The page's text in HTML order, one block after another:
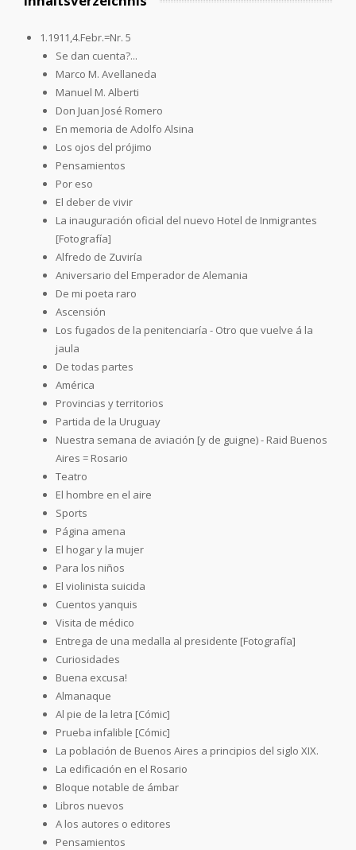
1.1911,4.Febr.=Nr. 5
Se dan cuenta?...
Marco M. Avellaneda
Manuel M. Alberti
Don Juan José Romero
En memoria de Adolfo Alsina
Los ojos del prójimo
Pensamientos
Por eso
El deber de vivir
La inauguración oficial del nuevo Hotel de Inmigrantes
[Fotografía]
Alfredo de Zuviría
Aniversario del Emperador de Alemania
De mi poeta raro
Ascensión
Los fugados de la penitenciaría - Otro que vuelve á la
jaula
De todas partes
América
Provincias y territorios
Partida de la Uruguay
Nuestra semana de aviación [y de guigne) - Raid Buenos
Aires = Rosario
Teatro
El hombre en el aire
Sports
Página amena
El hogar y la mujer
Para los niños
El violinista suicida
Cuentos yanquis
Visita de médico
Entrega de una medalla al presidente [Fotografía]
Curiosidades
Buena excusa!
Almanaque
Al pie de la letra [Cómic]
Prueba infalible [Cómic]
La población de Buenos Aires a principios del siglo XIX.
La edificación en el Rosario
Bloque notable de ámbar
Libros nuevos
A los autores o editores
Pensamientos